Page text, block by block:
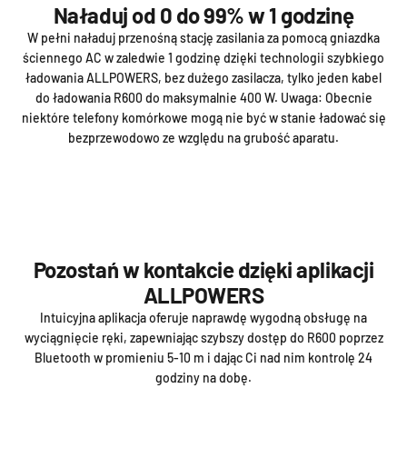
Naładuj od 0 do 99% w 1 godzinę
W pełni naładuj przenośną stację zasilania za pomocą gniazdka
ściennego AC w zaledwie 1 godzinę dzięki technologii szybkiego
ładowania ALLPOWERS, bez dużego zasilacza, tylko jeden kabel
do ładowania R600 do maksymalnie 400 W. Uwaga: Obecnie
niektóre telefony komórkowe mogą nie być w stanie ładować się
bezprzewodowo ze względu na grubość aparatu.
Pozostań w kontakcie dzięki aplikacji
ALLPOWERS
Intuicyjna aplikacja oferuje naprawdę wygodną obsługę na
wyciągnięcie ręki, zapewniając szybszy dostęp do R600 poprzez
Bluetooth w promieniu 5-10 m i dając Ci nad nim kontrolę 24
godziny na dobę.